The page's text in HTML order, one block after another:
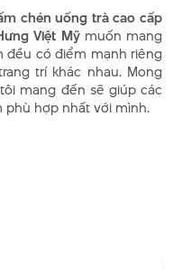
chén uống trà cao cấp
Việt Mỹmuốn mang
đều có điểm mạnh riêng
trí khác nhau. Mong
mang đến sẽ giúp các
phù hợp nhất với mình.